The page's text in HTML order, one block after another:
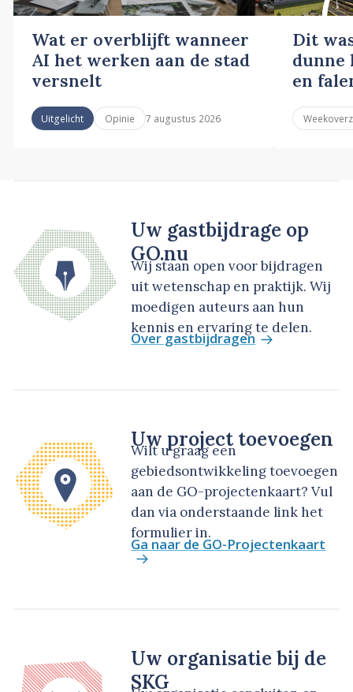
Wat er overblijft wanneer
AI het werken aan de stad
versnelt
Uitgelicht Opinie 7 augustus 2026
Dit
dunne
en
Uw gastbijdrage op
GO.nu
Wij staan open voor bijdragen
uit wetenschap en praktijk. Wij
moedigen auteurs aan hun
kennis en ervaring te delen.
Over gastbijdragen
Uw project toevoegen
Wilt u graag een
gebiedsontwikkeling toevoegen
aan de GO-projectenkaart? Vul
dan via onderstaande link het
formulier in.
Ga naar de GO-Projectenkaart
Uw organisatie bij de
SKG